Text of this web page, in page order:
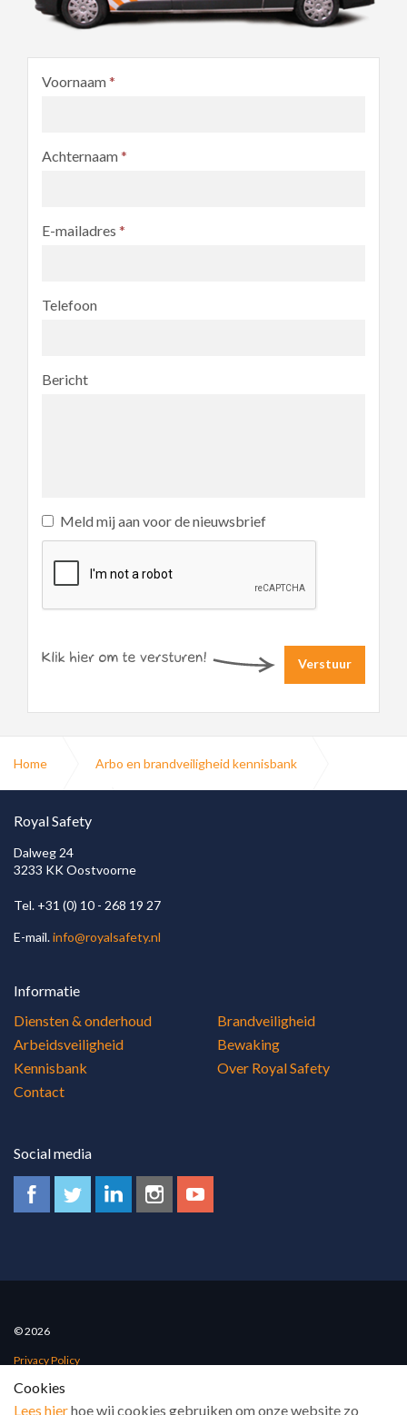
Voornaam*
Achternaam*
E-mailadres *
Telefoon
Bericht
Meld mij aan voor de nieuwsbrief
Verstuur
Home Arbo en brandveiligheid kennisbank
Blusmiddelen
Royal Safety
Dalweg 24
3233 KK Oostvoorne
Tel. +31 (0) 10 - 268 19 27
E-mail.info@royalsafety.nl
Informatie
Diensten & onderhoud
Brandveiligheid
Arbeidsveiligheid
Bewaking
Kennisbank
Over Royal Safety
Contact
Social media
© 2026
Privacy Policy
Algemene voorwaarden
Cookies
Lees hierhoe wij cookies gebruiken om onze website zo